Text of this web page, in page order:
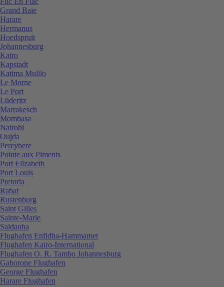
Grand Baie
Harare
Hermanus
Hoedspruit
Johannesburg
Kairo
Kapstadt
Katima Mulilo
Le Morne
Le Port
Lüderitz
Marrakesch
Mombasa
Nairobi
Oujda
Pereybere
Pointe aux Piments
Port Elizabeth
Port Louis
Pretoria
Rabat
Rustenburg
Saint Gilles
Sainte-Marie
Saldanha
Flughafen Enfidha-Hammamet
Flughafen Kairo-International
Flughafen O. R. Tambo Johannesburg
Gaborone Flughafen
George Flughafen
Harare Flughafen